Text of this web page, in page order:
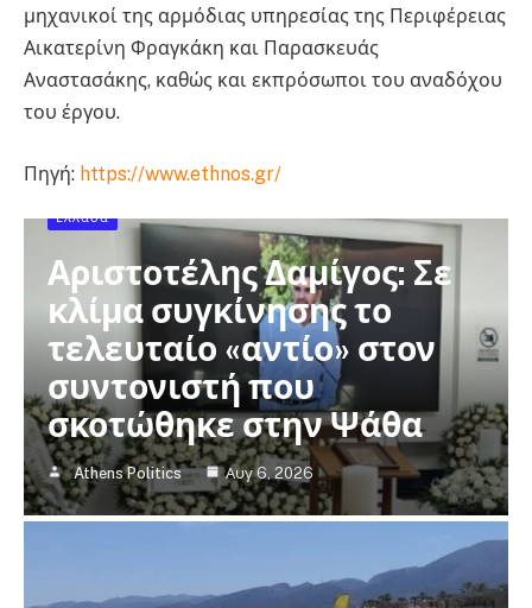
μηχανικοί της αρμόδιας υπηρεσίας της Περιφέρειας
Αικατερίνη Φραγκάκη και Παρασκευάς
Αναστασάκης, καθώς και εκπρόσωποι του αναδόχου
του έργου.
Πηγή: https://www.ethnos.gr/
Ελλάδα
Αριστοτέλης Δαμίγος: Σε
κλίμα συγκίνησης το
τελευταίο «αντίο» στον
συντονιστή που
σκοτώθηκε στην Ψάθα
Athens Politics Αυγ 6, 2026